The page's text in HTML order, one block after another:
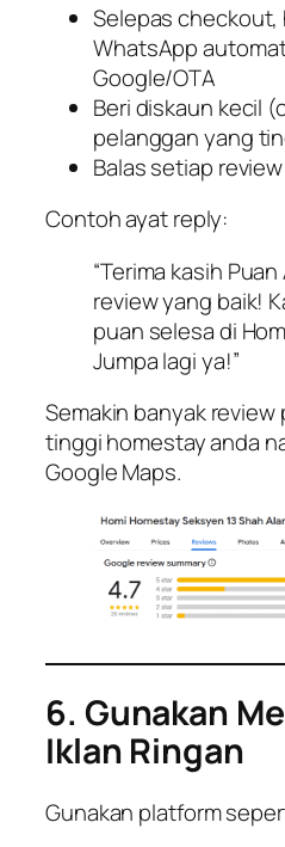
Selepas checkout,
WhatsApp
Google/OTA
Beri diskaun kecil
pelanggan yang
Balas setiap
Contoh ayat reply:
“Terima kasih
review yang baik!
puan selesa di
Jumpa lagi ya!”
Semakin banyak
tinggi homestay anda
Google Maps.
6. Gunakan
Iklan Ringan
Gunakan platform